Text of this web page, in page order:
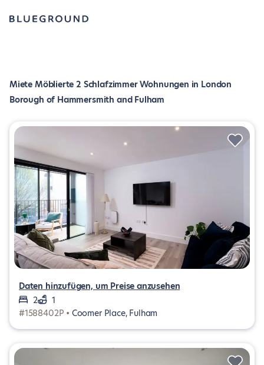
Miete Möblierte 2 Schlafzimmer Wohnungen in London
Borough of Hammersmith and Fulham
Daten hinzufügen, um Preise anzusehen
2
1
#1588402P • Coomer Place, Fulham